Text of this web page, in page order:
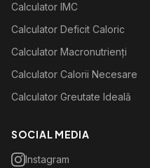
Calculator IMC
Calculator Deficit Caloric
Calculator Macronutrienți
Calculator Calorii Necesare
Calculator Greutate Ideală
SOCIAL MEDIA
Instagram